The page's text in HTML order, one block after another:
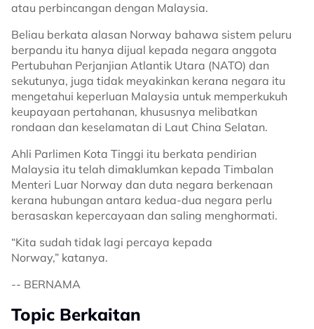
atau perbincangan dengan Malaysia.
Beliau berkata alasan Norway bahawa sistem peluru
berpandu itu hanya dijual kepada negara anggota
Pertubuhan Perjanjian Atlantik Utara (NATO) dan
sekutunya, juga tidak meyakinkan kerana negara itu
mengetahui keperluan Malaysia untuk memperkukuh
keupayaan pertahanan, khususnya melibatkan
rondaan dan keselamatan di Laut China Selatan.
Ahli Parlimen Kota Tinggi itu berkata pendirian
Malaysia itu telah dimaklumkan kepada Timbalan
Menteri Luar Norway dan duta negara berkenaan
kerana hubungan antara kedua-dua negara perlu
berasaskan kepercayaan dan saling menghormati.
“Kita sudah tidak lagi percaya kepada
Norway,” katanya.
-- BERNAMA
Topic Berkaitan